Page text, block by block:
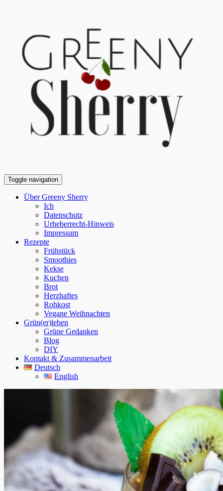
Toggle navigation
Über Greeny Sherry
Ich
Datenschutz
Urheberrecht-Hinweis
Impressum
Rezepte
Frühstück
Smoothies
Kekse
Kuchen
Brot
Herzhaftes
Rohkost
Vegane Weihnachten
Grün(er)leben
Grüne Gedanken
Blog
DIY
Kontakt & Zusammenarbeit
Deutsch
English